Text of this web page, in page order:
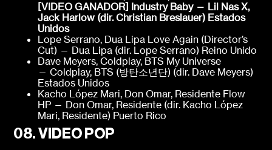
[VIDEO GANADOR] Industry Baby — Lil Nas X,
Jack Harlow (dir. Christian Breslauer) Estados
Unidos
Lope Serrano, Dua Lipa Love Again (Director’s
Cut) — Dua Lipa (dir. Lope Serrano) Reino Unido
Dave Meyers, Coldplay, BTS My Universe
— Coldplay, BTS (방탄소년단) (dir. Dave Meyers)
Estados Unidos
Kacho López Mari, Don Omar, Residente Flow
HP — Don Omar, Residente (dir. Kacho López
Mari, Residente) Puerto Rico
08. VIDEO POP